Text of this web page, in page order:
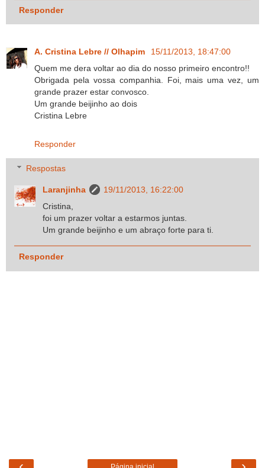
Responder
A. Cristina Lebre // Olhapim
15/11/2013, 18:47:00
Quem me dera voltar ao dia do nosso primeiro encontro!!
Obrigada pela vossa companhia. Foi, mais uma vez, um
grande prazer estar convosco.
Um grande beijinho ao dois
Cristina Lebre
Responder
Respostas
Laranjinha
19/11/2013, 16:22:00
Cristina,
foi um prazer voltar a estarmos juntas.
Um grande beijinho e um abraço forte para ti.
Responder